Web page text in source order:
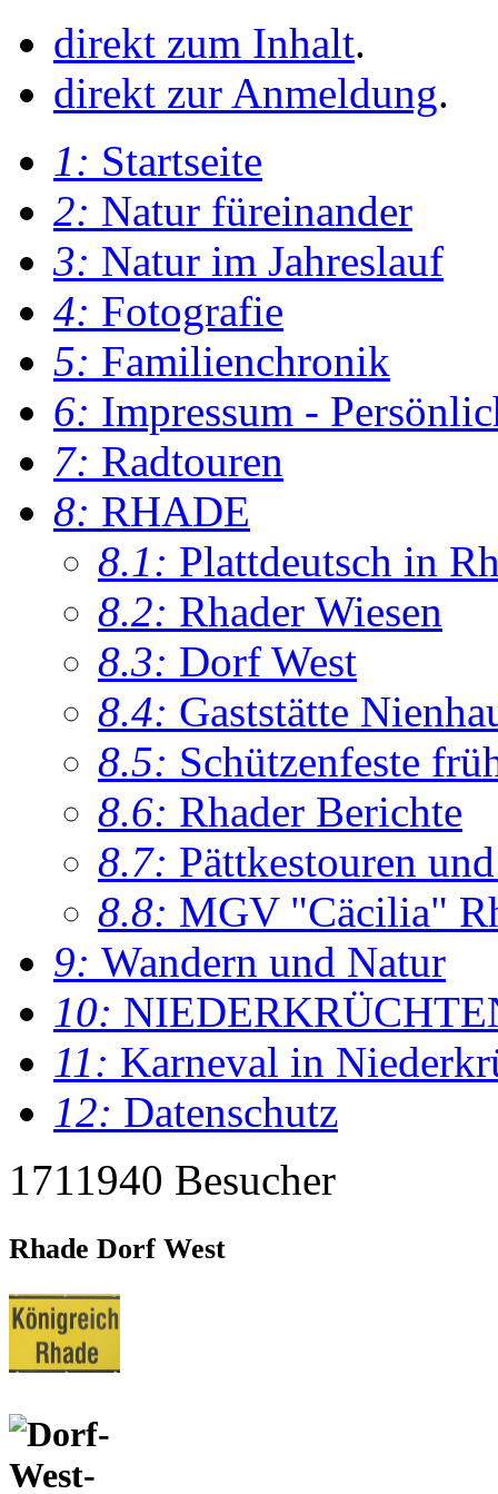
direkt zum Inhalt.
direkt zur Anmeldung.
1: Startseite
2: Natur füreinander
3: Natur im Jahreslauf
4: Fotografie
5: Familienchronik
6: Impressum -
7: Radtouren
8: RHADE
8.1: Plattdeutsch in
8.2: Rhader Wiesen
8.3: Dorf West
8.4: Gaststätte
8.5: Schützenfeste
8.6: Rhader Berichte
8.7: Pättkestouren
8.8: MGV "Cäcilia"
9: Wandern und Natur
10:
11: Karneval in
12: Datenschutz
1711940 Besucher
Rhade Dorf West